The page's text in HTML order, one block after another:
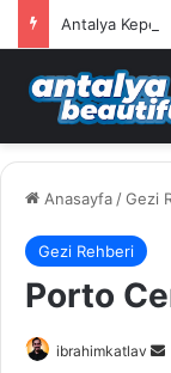
Antalya Kepez
Anasayfa /Gezi
Gezi Rehberi
Porto
ibrahimkatlav